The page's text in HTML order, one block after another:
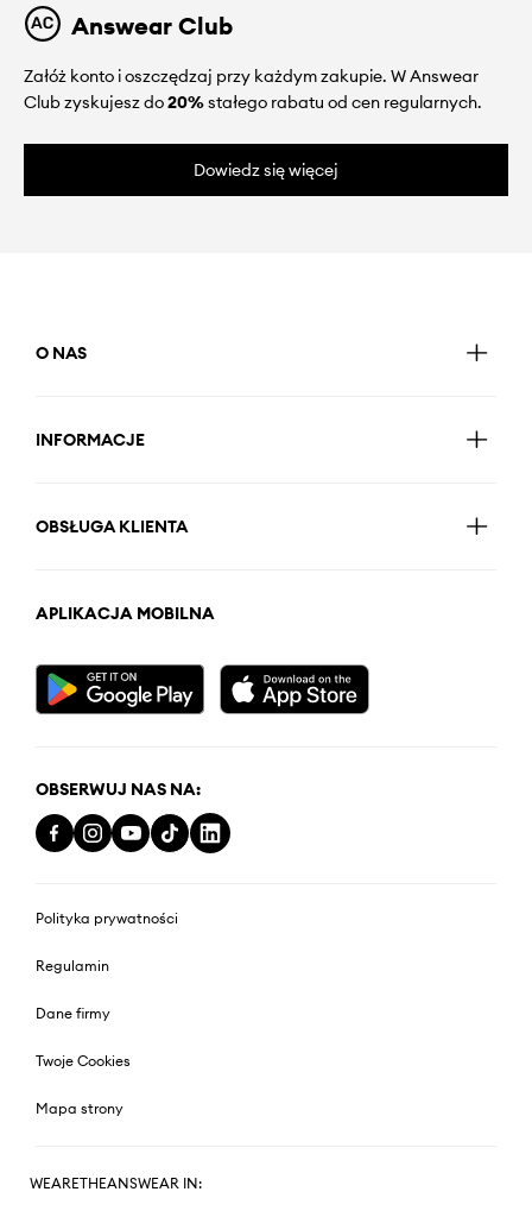
Answear Club
Załóż konto i oszczędzaj przy każdym zakupie. W Answear
Club zyskujesz do20%stałego rabatu od cen regularnych.
Dowiedz się więcej
O NAS
INFORMACJE
OBSŁUGA KLIENTA
APLIKACJA MOBILNA
OBSERWUJ NAS NA:
Polityka prywatności
Regulamin
Dane firmy
Twoje Cookies
Mapa strony
WEARETHEANSWEAR IN: